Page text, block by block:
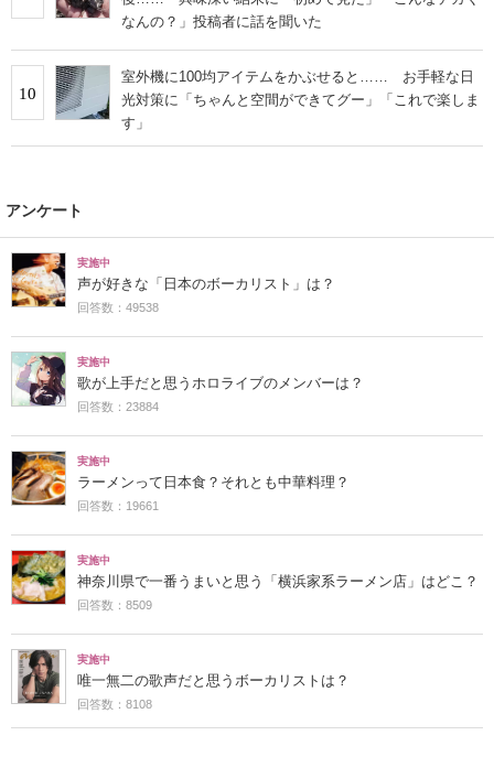
なんの？」投稿者に話を聞いた
10
室外機に100均アイテムをかぶせると…… お手軽な日
光対策に「ちゃんと空間ができてグー」「これで楽しま
す」
アンケート
実施中
声が好きな「日本のボーカリスト」は？
回答数：49538
実施中
歌が上手だと思うホロライブのメンバーは？
回答数：23884
実施中
ラーメンって日本食？それとも中華料理？
回答数：19661
実施中
神奈川県で一番うまいと思う「横浜家系ラーメン店」はどこ？
回答数：8509
実施中
唯一無二の歌声だと思うボーカリストは？
回答数：8108